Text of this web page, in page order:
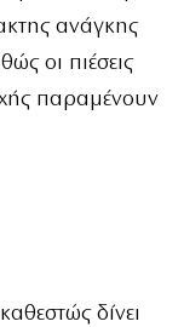
ανάγκης
οι πιέσεις
παραμένουν
δίνει